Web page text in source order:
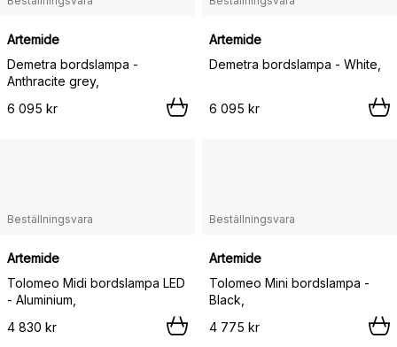
Artemide
Demetra bordslampa -
Anthracite grey,
6 095 kr
Artemide
Demetra bordslampa - White,
6 095 kr
Beställningsvara
Artemide
Tolomeo Midi bordslampa LED
- Aluminium,
4 830 kr
Beställningsvara
Artemide
Tolomeo Mini bordslampa -
Black,
4 775 kr